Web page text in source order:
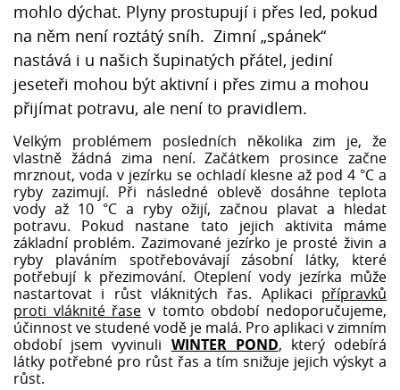
mohlo dýchat. Plyny prostupují i přes led, pokud
na něm není roztátý sníh. Zimní „spánek“
nastává i u našich šupinatých přátel, jediní
jeseteři mohou být aktivní i přes zimu a mohou
přijímat potravu, ale není to pravidlem.
Velkým problémem posledních několika zim je, že
vlastně žádná zima není. Začátkem prosince začne
mrznout, voda v jezírku se ochladí klesne až pod 4 °C a
ryby zazimují. Při následné oblevě dosáhne teplota
vody až 10 °C a ryby ožijí, začnou plavat a hledat
potravu. Pokud nastane tato jejich aktivita máme
základní problém. Zazimované jezírko je prosté živin a
ryby plaváním spotřebovávají zásobní látky, které
potřebují k přezimování. Oteplení vody jezírka může
nastartovat i růst vláknitých řas. Aplikaci přípravků
proti vláknité řase v tomto období nedoporučujeme,
účinnost ve studené vodě je malá. Pro aplikaci v zimním
období jsem vyvinuli WINTER POND, který odebírá
látky potřebné pro růst řas a tím snižuje jejich výskyt a
růst.